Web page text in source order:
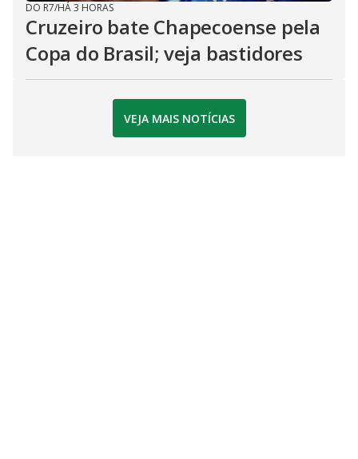
DO R7/HÁ 3 HORAS
Cruzeiro bate Chapecoense pela
Copa do Brasil; veja bastidores
VEJA MAIS NOTÍCIAS